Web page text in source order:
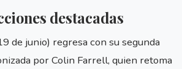
destacadas
de junio) regresa con su segunda
por Colin Farrell, quien retoma